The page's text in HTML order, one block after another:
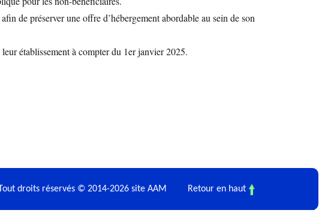
de préserver une offre d’hébergement abordable au sein de son
établissement à compter du 1er janvier 2025.
Tout droits réservés © 2014-2026 site AAM Retour en haut